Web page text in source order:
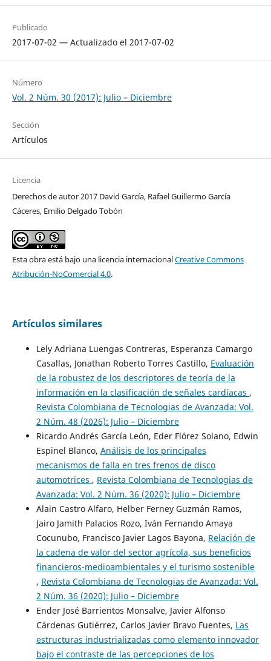
Publicado
2017-07-02 — Actualizado el 2017-07-02
Número
Vol. 2 Núm. 30 (2017): Julio – Diciembre
Sección
Artículos
Licencia
Derechos de autor 2017 David García, Rafael Guillermo García
Cáceres, Emilio Delgado Tobón
Esta obra está bajo una licencia internacionalCreative Commons
Atribución-NoComercial 4.0.
Artículos similares
Lely Adriana Luengas Contreras, Esperanza Camargo
Casallas, Jonathan Roberto Torres Castillo, Evaluación
de la robustez de los descriptores de teoría de la
información en la clasificación de señales cardíacas ,
Revista Colombiana de Tecnologias de Avanzada: Vol.
2 Núm. 48 (2026): Julio – Diciembre
Ricardo Andrés García León, Eder Flórez Solano, Edwin
Espinel Blanco, Análisis de los principales
mecanismos de falla en tres frenos de disco
automotrices , Revista Colombiana de Tecnologias de
Avanzada: Vol. 2 Núm. 36 (2020): Julio – Diciembre
Alain Castro Alfaro, Helber Ferney Guzmán Ramos,
Jairo Jamith Palacios Rozo, Iván Fernando Amaya
Cocunubo, Francisco Javier Lagos Bayona, Relación de
la cadena de valor del sector agrícola, sus beneficios
financieros-medioambientales y el turismo sostenible
, Revista Colombiana de Tecnologias de Avanzada: Vol.
2 Núm. 36 (2020): Julio – Diciembre
Ender José Barrientos Monsalve, Javier Alfonso
Cárdenas Gutiérrez, Carlos Javier Bravo Fuentes, Las
estructuras industrializadas como elemento innovador
bajo el contraste de las percepciones de los